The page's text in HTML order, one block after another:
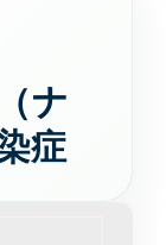
対応し
ナ
症